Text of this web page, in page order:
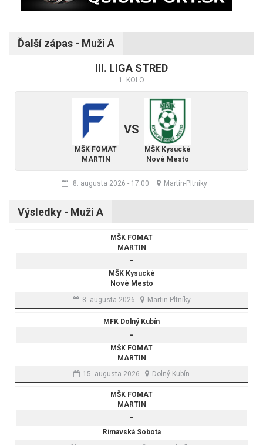
Ďalší zápas - Muži A
III. LIGA STRED
1. KOLO
MŠK FOMAT
MARTIN
VS
MŠK Kysucké
Nové Mesto
8. augusta 2026 - 17:00 Martin-Pltníky
Výsledky - Muži A
MŠK FOMAT
MARTIN
-
MŠK Kysucké
Nové Mesto
8. augusta 2026
Martin-Pltníky
MFK Dolný Kubín
-
MŠK FOMAT
MARTIN
15. augusta 2026
Dolný Kubín
MŠK FOMAT
MARTIN
-
Rimavská Sobota